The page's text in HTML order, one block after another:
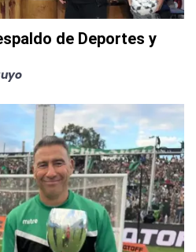
de Deportes y